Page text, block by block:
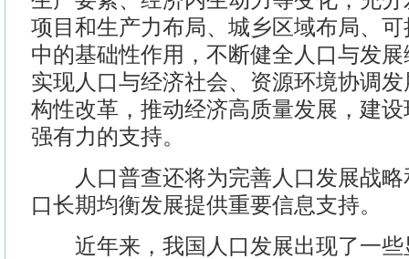
项目和生产力布局、城乡区域布局、
中的基础性作用，不断健全人口与发
实现人口与经济社会、资源环境协调
构性改革，推动经济高质量发展，建
强有力的支持。
人口普查还将为完善人口发展战略
口长期均衡发展提供重要信息支持。
近年来，我国人口发展出现了一些